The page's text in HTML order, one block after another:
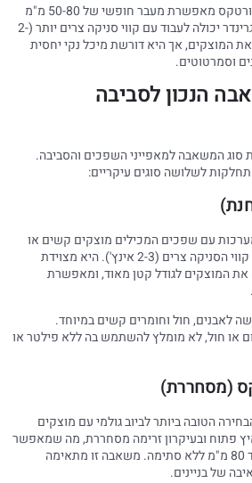
מסוג וורטקס מאפשרת מעבר חופשי של 50-80 מ"מ
בלי סכנת סתימה. משאבת גרינדר יכולה לעבוד עם קווי סניקה צרים יותר (2-
את המוצקים, אך היא דורשת מיכל נקי יחסית
וסמרטוטים.
הנכון לסביבה
סוג המשאבה למאפייני השפכים והסביבה.
לשלושה סוגים עיקריים:
עם שפכים המכילים מוצקים קשים או
סיבים רבים, ובמיוחד כאשר קווי הסניקה צרים (2-3 אינץ'). היא מצוידת
המוצקים לגודל קטן מאוד, ומאפשרת
לאבנים, חול וחומרים קשים במיוחד.
או חול, לא מומלץ להשתמש בה ללא פילטר או
(מסחררת)
הטובה ביותר לביוב גולמי עם מוצקים
פתוח ובעיקרון זרימה מסחררת, מה שמאפשר
מעבר חופשי של מוצקים עד 80 מ"מ ללא סתימה. משאבה זו מתאימה
של בניינים.